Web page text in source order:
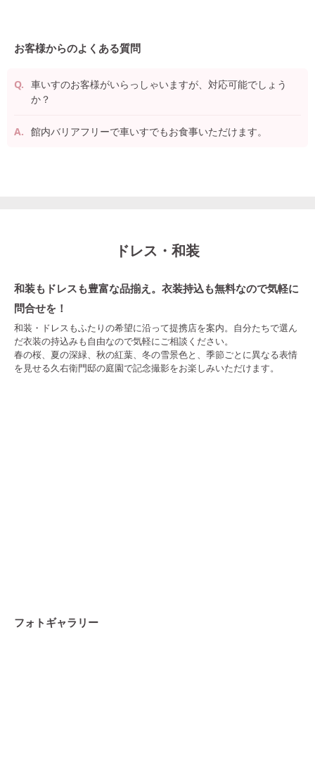
お客様からのよくある質問
車いすのお客様がいらっしゃいますが、対応可能でしょう
か？
館内バリアフリーで車いすでもお食事いただけます。
ドレス・和装
和装もドレスも豊富な品揃え。衣装持込も無料なので気軽に
問合せを！
和装・ドレスもふたりの希望に沿って提携店を案内。自分たちで選ん
だ衣装の持込みも自由なので気軽にご相談ください。
春の桜、夏の深緑、秋の紅葉、冬の雪景色と、季節ごとに異なる表情
を見せる久右衛門邸の庭園で記念撮影をお楽しみいただけます。
フォトギャラリー